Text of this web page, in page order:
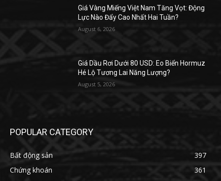
Giá Vàng Miếng Việt Nam Tăng Vọt: Động
Lực Nào Đẩy Cao Nhất Hai Tuần?
August 6, 2026
Giá Dầu Rơi Dưới 80 USD: Eo Biển Hormuz
Hé Lộ Tương Lai Năng Lượng?
August 5, 2026
POPULAR CATEGORY
Bất động sản
397
Chứng khoán
361